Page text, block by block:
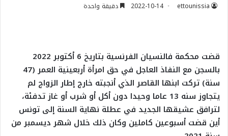
ettounissia
2022-10-14 دقيقة واحدة
قضت محكمة فالنسيان الفرنسية بتاريخ 6 أكتوبر 2022
بالسجن مع النفاذ العاجل في حق امرأة أربعينية العمر (47
سنة) تركت ابنها القاصر الذي أنجبته خارج إطار الزواج لم
يتجاوز سنه 13 عاما وحيدا دون أكل أو شرب أو غاز تدفئة،
لترافق عشيقها الجديد في عطلة نهاية السنة إلى تونس
أين قضت أسبوعين كاملين وكان ذلك خلال شهر ديسمبر من